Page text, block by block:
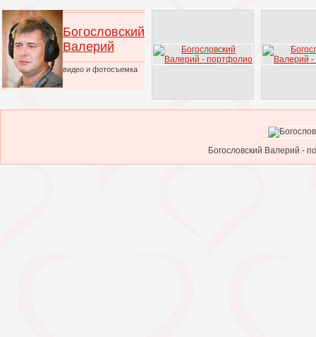
Богословский
Валерий
видео и фотосъемка
Богословский Валерий -